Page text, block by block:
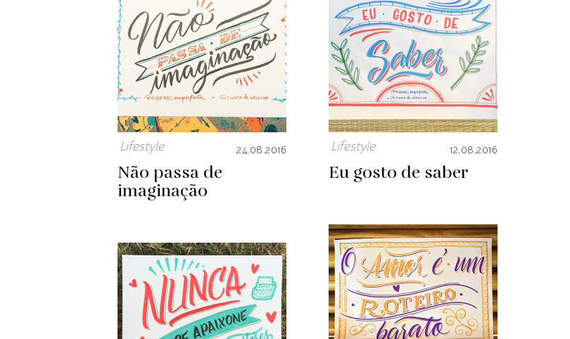
Lifestyle 24.08.2016
Não passa de
imaginação
Lifestyle 12.08.2016
Eu gosto de saber